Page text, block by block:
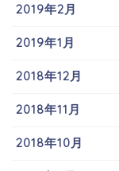
2019年2月
2019年1月
2018年12月
2018年11月
2018年10月